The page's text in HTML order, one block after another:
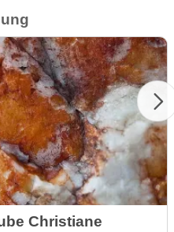
Christiane